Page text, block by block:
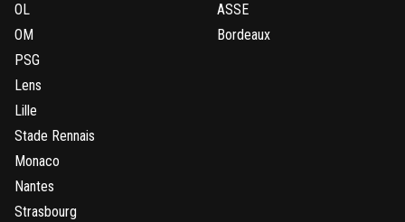
OL
OM
PSG
Lens
Lille
Stade Rennais
Monaco
Nantes
Strasbourg
ASSE
Bordeaux